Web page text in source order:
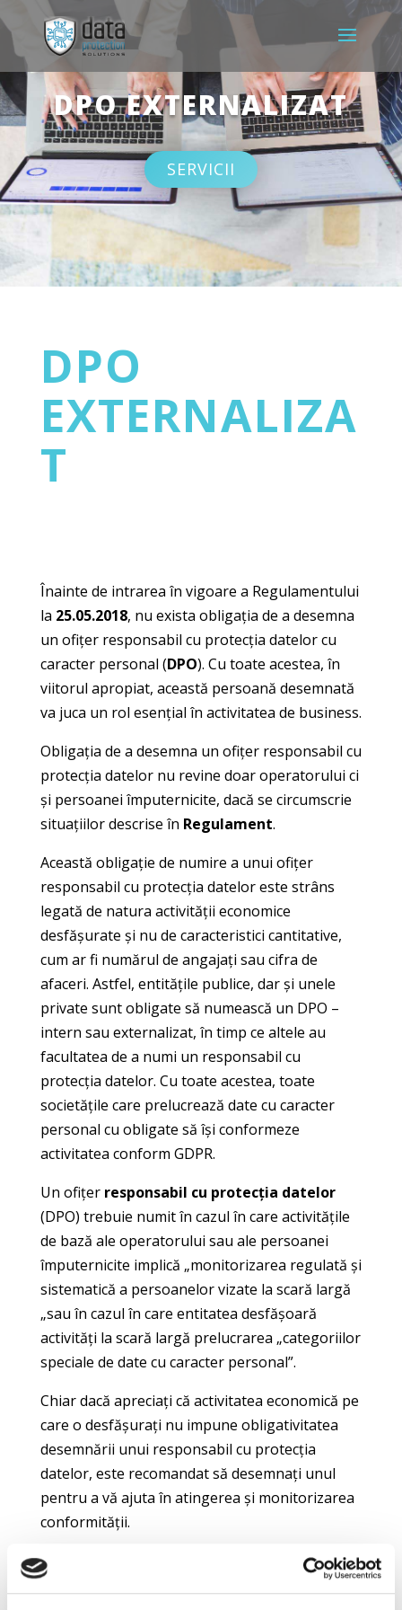
DPO EXTERNALIZAT
SERVICII
DPO
EXTERNALIZA
T
Înainte de intrarea în vigoare a Regulamentului
la 25.05.2018, nu exista obligația de a desemna
un ofițer responsabil cu protecția datelor cu
caracter personal (DPO). Cu toate acestea, în
viitorul apropiat, această persoană desemnată
va juca un rol esențial în activitatea de business.
Obligația de a desemna un ofițer responsabil cu
protecția datelor nu revine doar operatorului ci
și persoanei împuternicite, dacă se circumscrie
situațiilor descrise în Regulament.
Această obligație de numire a unui ofițer
responsabil cu protecția datelor este strâns
legată de natura activității economice
desfășurate și nu de caracteristici cantitative,
cum ar fi numărul de angajați sau cifra de
afaceri. Astfel, entitățile publice, dar și unele
private sunt obligate să numească un DPO –
intern sau externalizat, în timp ce altele au
facultatea de a numi un responsabil cu
protecția datelor. Cu toate acestea, toate
societățile care prelucrează date cu caracter
personal cu obligate să își conformeze
activitatea conform GDPR.
Un ofițer responsabil cu protecția datelor
(DPO) trebuie numit în cazul în care activitățile
de bază ale operatorului sau ale persoanei
împuternicite implică „monitorizarea regulată și
sistematică a persoanelor vizate la scară largă
„sau în cazul în care entitatea desfășoară
activități la scară largă prelucrarea „categoriilor
speciale de date cu caracter personal”.
Chiar dacă apreciați că activitatea economică pe
care o desfășurați nu impune obligativitatea
desemnării unui responsabil cu protecția
datelor, este recomandat să desemnați unul
pentru a vă ajuta în atingerea și monitorizarea
conformității.
Încheierea unui contract de prestări servicii cu
societatea noastră pentru externalizarea